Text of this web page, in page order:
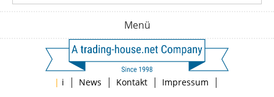
Menü
| i | News | Kontakt | Impressum |